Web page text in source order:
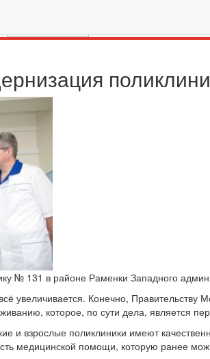
№ 131 в районе Раменки Западного
увеличивается. Конечно,
которое, по сути дела, является
и взрослые поликлиники имеют
медицинской помощи, которую ранее